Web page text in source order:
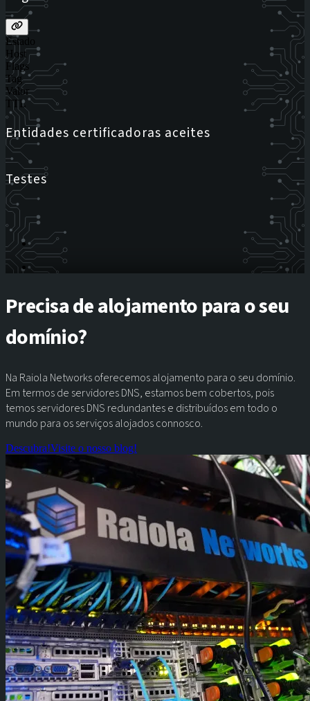
Estado
Host
Flags
Tag
Valor
TTL
Entidades certificadoras aceites
Testes
Precisa de alojamento para o seu
domínio?
Na Raiola Networks oferecemos alojamento para o seu domínio.
Em termos de servidores DNS, estamos bem cobertos, pois
temos servidores DNS redundantes e distribuídos em todo o
mundo para os serviços alojados connosco.
Descubra!Visite o nosso blog!